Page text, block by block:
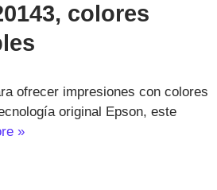
colores
ofrecer impresiones con colores
original Epson, este
»